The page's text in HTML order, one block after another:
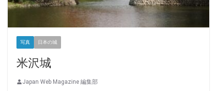
写真 日本の城
米沢城
Japan Web Magazine 編集部